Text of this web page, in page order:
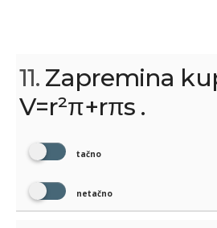
11. Zapremina
V=r²π+rπs .
tačno
netačno